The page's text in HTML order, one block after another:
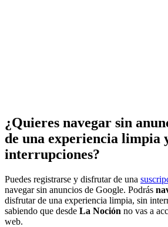
¿Quieres navegar sin
de una experiencia limpia
interrupciones?
Puedes registrarse y disfrutar de una
navegar sin anuncios de Google. Podrás
disfrutar de una experiencia limpia, sin
sabiendo que desde La Noción no vas a
web.